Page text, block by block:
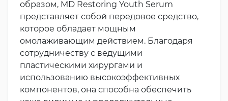
образом, MD Restoring Youth Serum
представляет собой передовое средство,
которое обладает мощным
омолаживающим действием. Благодаря
сотрудничеству с ведущими
пластическими хирургами и
использованию высокоэффективных
компонентов, она способна обеспечить